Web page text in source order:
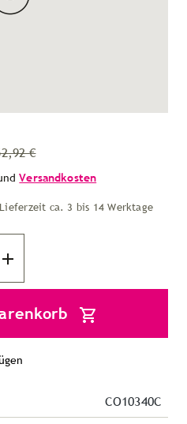
€
Versandkosten
Lieferzeit ca. 3 bis 14 Werktage
CO10340C